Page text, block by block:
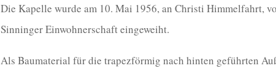
Die Kapelle wurde am 10. Mai 1956, an Christi Himmelfahrt,
Sinninger Einwohnerschaft eingeweiht.
Als Baumaterial für die trapezförmig nach hinten geführten